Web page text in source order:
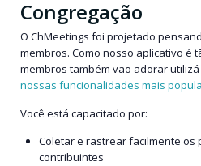
Congregação
O ChMeetings foi projetado
membros. Como nosso aplicativo é
membros também vão adorar
nossas funcionalidades mais
Você está capacitado por:
Coletar e rastrear facilmente os
contribuintes